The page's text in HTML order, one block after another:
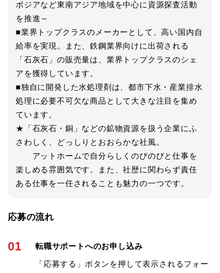
ボジアなど東南アジア地域を中心に資源探査活動
を推進～
■業界トップクラスのメーカーとして、高い国内自
給率を実現。また、鉄鋼業界向けに出荷される
「石灰石」の販売量は、業界トップクラスのシェ
アを獲得しています。
■独自に開発した水処理剤は、都市下水・産業排水
処理に必要不可欠な商品として大きな注目を集め
ています。
★「石灰石・銅」などの鉱物資源を扱う企業にふ
さわしく、どっしりとおおらかな社風。
アットホームで自分らしくのびのびと仕事を
楽しめる雰囲気です。また、社歴に関わらず責任
ある仕事を一任されることも魅力の一つです。
応募の流れ
01 転職サポートへのお申し込み
「応募する」ボタンを押して表示されるフォー